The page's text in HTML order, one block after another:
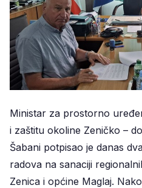
Ministar za prostorno
i zaštitu okoline Zeničko –
Šabani potpisao je danas
radova na sanaciji
Zenica i općine Maglaj.